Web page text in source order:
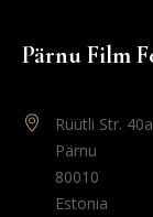
Pärnu Film
Rüütli Str. 40a
Pärnu
80010
Estonia